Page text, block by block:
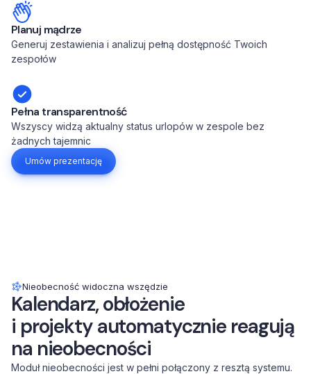
Planuj mądrze
Generuj zestawienia i analizuj pełną dostępność Twoich
zespołów
Pełna transparentność
Wszyscy widzą aktualny status urlopów w zespole bez
żadnych tajemnic
Umów prezentację
Nieobecność widoczna wszędzie
Kalendarz, obłożenie
i projekty automatycznie reagują
na nieobecności
Moduł nieobecności jest w pełni połączony z resztą systemu.